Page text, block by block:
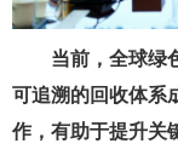
当前，全球绿
可追溯的回收体系
作，有助于提升关